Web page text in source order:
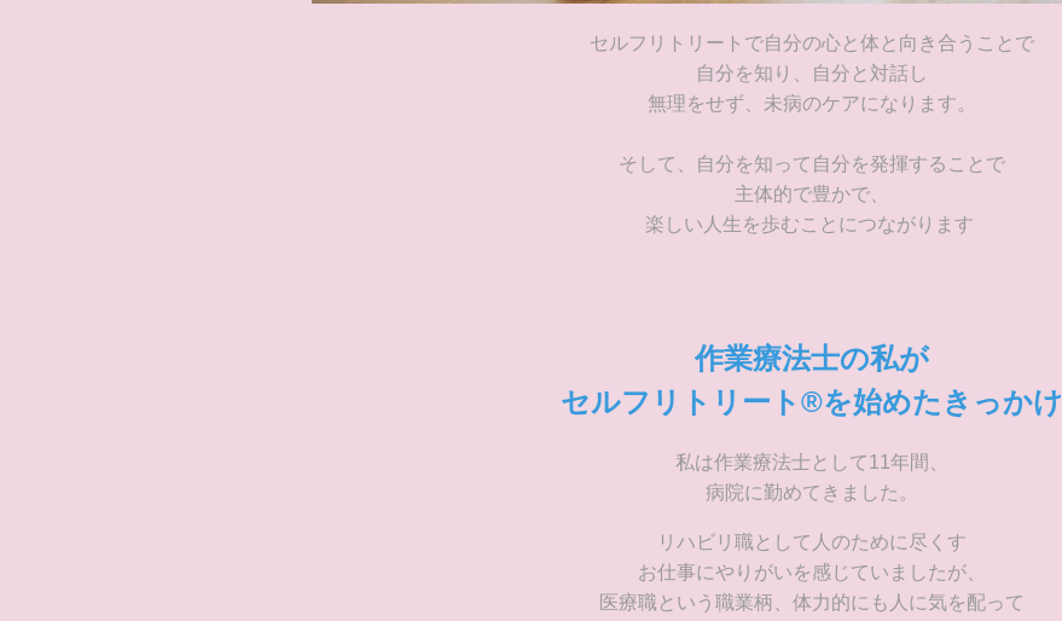
セルフリトリートで自分の心と体と向き合うことで
自分を知り、自分と対話し
無理をせず、未病のケアになります。
そして、自分を知って自分を発揮することで
主体的で豊かで、
楽しい人生を歩むことにつながります
作業療法士の私が
セルフリトリート®︎を始めたきっかけ
私は作業療法士として11年間、
病院に勤めてきました。
リハビリ職として人のために尽くす
お仕事にやりがいを感じていましたが、
医療職という職業柄、体力的にも人に気を配って